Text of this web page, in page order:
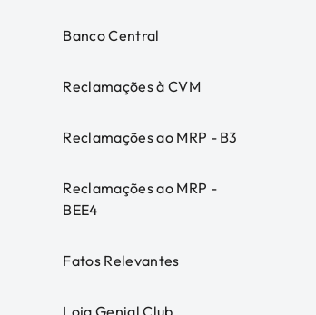
Banco Central
Reclamações à CVM
Reclamações ao MRP - B3
Reclamações ao MRP -
BEE4
Fatos Relevantes
Loja Genial Club